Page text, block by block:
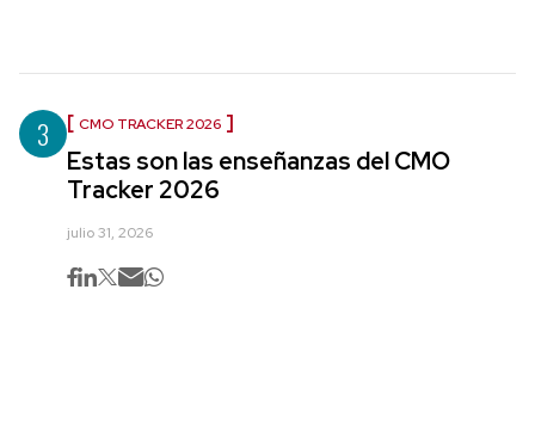
3 CMO TRACKER 2026
Estas son las enseñanzas del CMO
Tracker 2026
julio 31, 2026